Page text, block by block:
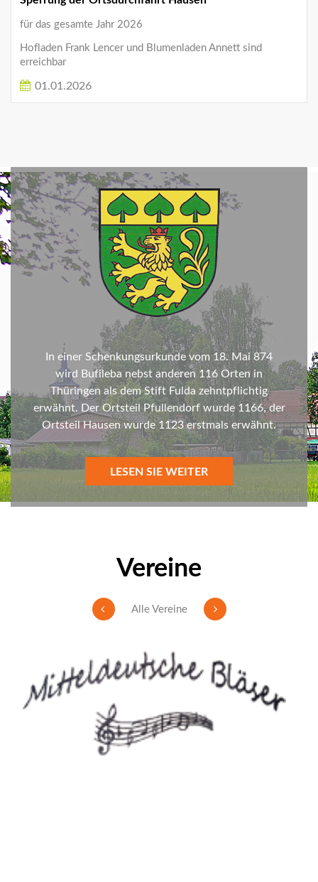
für das gesamte Jahr 2026
Hofladen Frank Lencer und Blumenladen Annett sind
erreichbar
01.01.2026
In einer Schenkungsurkunde vom 18. Mai 874
wird Bufileba nebst anderen 116 Orten in
Thüringen als dem Stift Fulda zehntpflichtig
erwähnt. Der Ortsteil Pfullendorf wurde 1166, der
Ortsteil Hausen wurde 1123 erstmals erwähnt.
LESEN SIE WEITER
Vereine
Alle Vereine